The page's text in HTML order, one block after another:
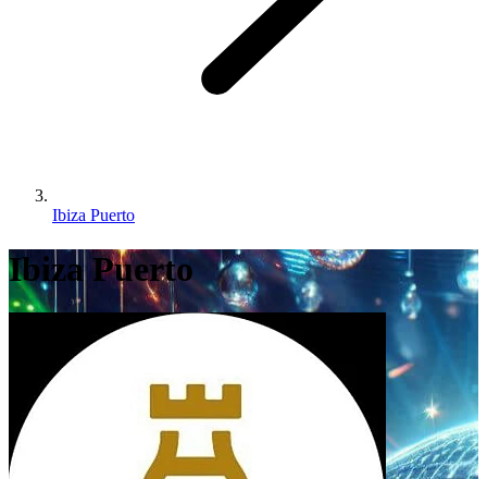
Ibiza Puerto
Ibiza Puerto